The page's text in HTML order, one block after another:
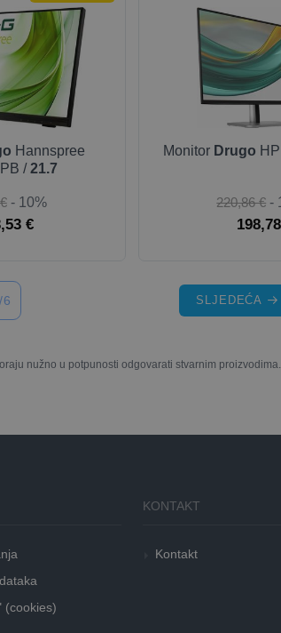
Hannspree
/21.7
- 10%
€
Monitor Drugo
220,86 € -
6 SLJEDEĆA
nužno u potpunosti odgovarati stvarnim
(cookies)
KONTAKT
Kontakt